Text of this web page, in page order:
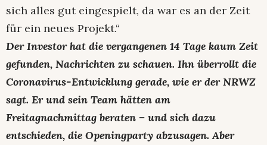
sich alles gut eingespielt, da war es an der Zeit
für ein neues Projekt.“
Der Investor hat die vergangenen 14 Tage kaum Zeit
gefunden, Nachrichten zu schauen. Ihn überrollt die
Coronavirus-Entwicklung gerade, wie er der NRWZ
sagt. Er und sein Team hätten am
Freitagnachmittag beraten – und sich dazu
entschieden, die Openingparty abzusagen. Aber